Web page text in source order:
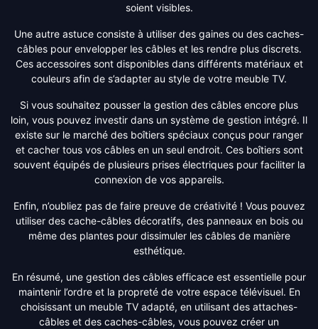
soient visibles.
Une autre astuce consiste à utiliser des gaines ou des caches-
câbles pour envelopper les câbles et les rendre plus discrets.
Ces accessoires sont disponibles dans différents matériaux et
couleurs afin de s’adapter au style de votre meuble TV.
Si vous souhaitez pousser la gestion des câbles encore plus
loin, vous pouvez investir dans un système de gestion intégré. Il
existe sur le marché des boîtiers spéciaux conçus pour ranger
et cacher tous vos câbles en un seul endroit. Ces boîtiers sont
souvent équipés de plusieurs prises électriques pour faciliter la
connexion de vos appareils.
Enfin, n’oubliez pas de faire preuve de créativité ! Vous pouvez
utiliser des cache-câbles décoratifs, des panneaux en bois ou
même des plantes pour dissimuler les câbles de manière
esthétique.
En résumé, une gestion des câbles efficace est essentielle pour
maintenir l’ordre et la propreté de votre espace télévisuel. En
choisissant un meuble TV adapté, en utilisant des attaches-
câbles et des caches-câbles, vous pouvez créer un